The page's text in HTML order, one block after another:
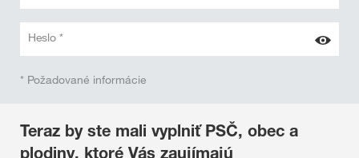
Heslo *
* Požadované informácie
Teraz by ste mali vyplniť PSČ, obec a
plodiny, ktoré Vás zaujímajú